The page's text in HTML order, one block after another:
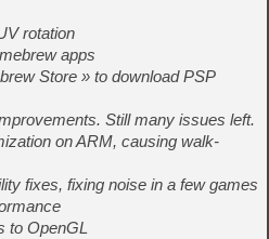
rotation
apps
Store » to download PSP
Still many issues left.
on ARM, causing walk-
fixes, fixing noise in a few games
to OpenGL